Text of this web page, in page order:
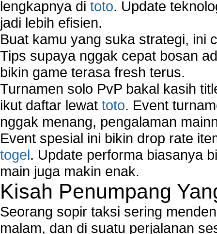
lengkapnya di toto. Update
jadi lebih efisien.
Buat kamu yang suka strategi, ini
Tips supaya nggak cepat bosan
bikin game terasa fresh terus.
Turnamen solo PvP bakal kasih
ikut daftar lewat toto. Event
nggak menang, pengalaman
Event spesial ini bikin drop rate
togel. Update performa biasanya
main juga makin enak.
Kisah Penumpang
Seorang sopir taksi sering
malam, dan di suatu perjalanan